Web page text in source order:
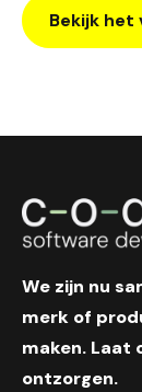
Bekijk
We zijn nu
merk of
maken. Laat
ontzorgen.